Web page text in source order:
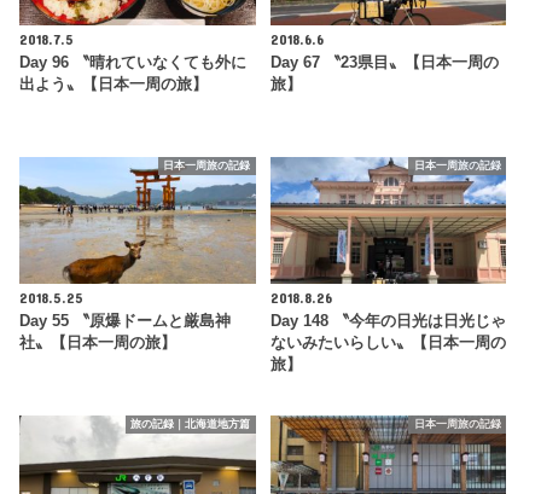
2018.7.5
Day 96 〝晴れていなくても外に
出よう〟【日本一周の旅】
2018.6.6
Day 67 〝23県目〟【日本一周の
旅】
日本一周旅の記録
2018.5.25
Day 55 〝原爆ドームと厳島神
社〟【日本一周の旅】
日本一周旅の記録
2018.8.26
Day 148 〝今年の日光は日光じゃ
ないみたいらしい〟【日本一周の
旅】
旅の記録｜北海道地方篇 日本一周旅の記録